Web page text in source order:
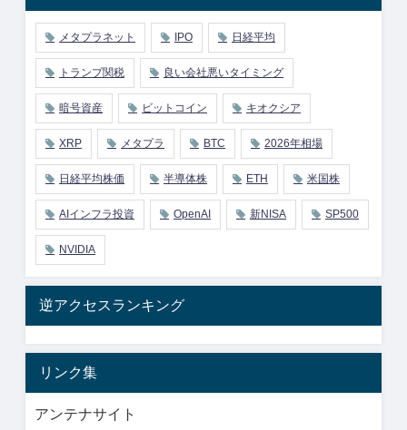
メタプラネット IPO 日経平均
トランプ関税 良い会社悪いタイミング
暗号資産 ビットコイン キオクシア
XRP メタプラ BTC 2026年相場
日経平均株価 半導体株 ETH 米国株
AIインフラ投資 OpenAI 新NISA SP500
NVIDIA
逆アクセスランキング
リンク集
アンテナサイト